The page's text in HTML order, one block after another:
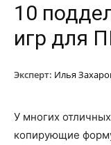
10
игр для
Эксперт: Илья
У многих
копирующие